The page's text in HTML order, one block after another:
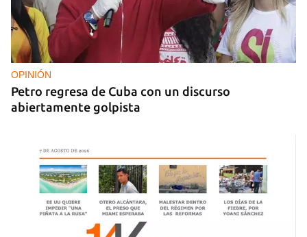
OPINIÓN
Petro regresa de Cuba con un discurso
abiertamente golpista